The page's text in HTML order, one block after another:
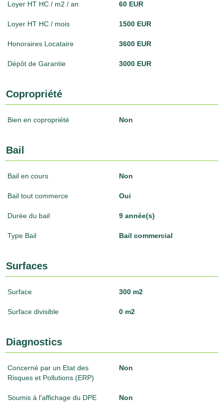
Loyer HT HC / m2 / an 60 EUR
Loyer HT HC / mois 1500 EUR
Honoraires Locataire 3600 EUR
Dépôt de Garantie 3000 EUR
Copropriété
Bien en copropriété Non
Bail
Bail en cours Non
Bail tout commerce Oui
Durée du bail 9 année(s)
Type Bail Bail commercial
Surfaces
Surface 300 m2
Surface divisible 0 m2
Diagnostics
Concerné par un Etat des
Risques et Pollutions (ERP)
Non
Soumis à l'affichage du DPE Non